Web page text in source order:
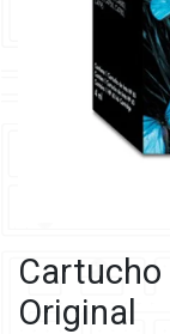
Cartucho
Original